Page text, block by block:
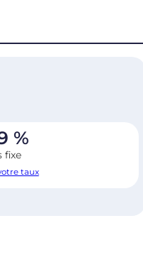
%
fixe
taux